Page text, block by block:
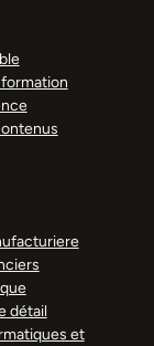
détail
et